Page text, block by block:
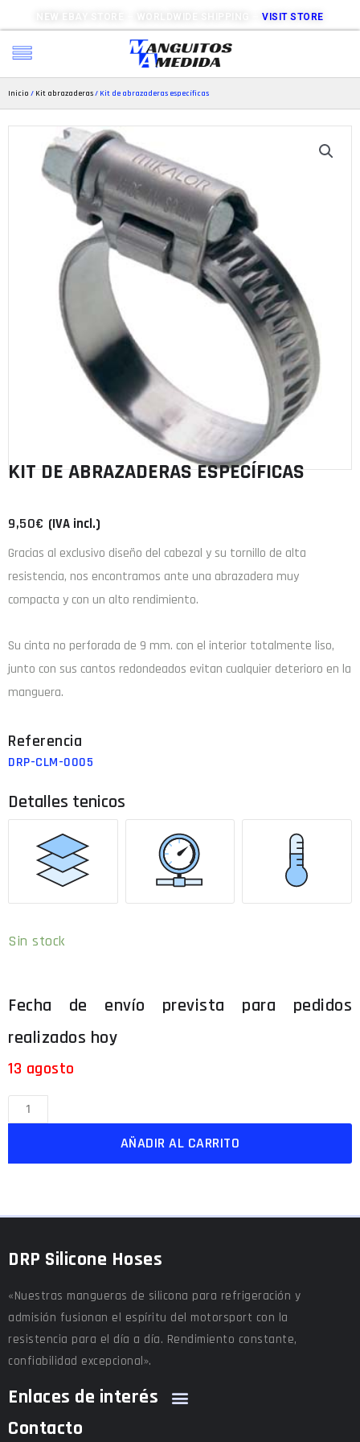
NEW EBAY STORE – WORLDWIDE SHIPPING –VISIT STORE
Inicio / Kit abrazaderas/ Kit de abrazaderas específicas
KIT DE ABRAZADERAS ESPECÍFICAS
9,50€ (IVA incl.)
Gracias al exclusivo diseño del cabezal y su tornillo de alta
resistencia, nos encontramos ante una abrazadera muy
compacta y con un alto rendimiento.
Su cinta no perforada de 9 mm. con el interior totalmente liso,
junto con sus cantos redondeados evitan cualquier deterioro en la
manguera.
DRP-CLM-0005
Detalles tenicos
Sin stock
13 agosto
AÑADIR AL CARRITO
DRP Silicone Hoses
«Nuestras mangueras de silicona para refrigeración y
admisión fusionan el espíritu del motorsport con la
resistencia para el día a día. Rendimiento constante,
confiabilidad excepcional».
Enlaces de interés
Contacto